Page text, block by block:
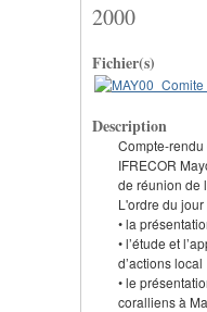
2000
Fichier(s)
Description
Compte-
IFRECOR
de réunion de
L'ordre du
• la
• l’étude et
d’actions local
• le
coralliens à